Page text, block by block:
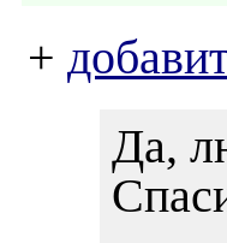
+
Да,